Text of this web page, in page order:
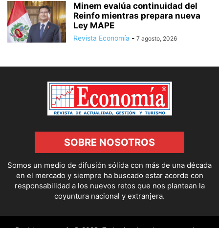
Minem evalúa continuidad del
Reinfo mientras prepara nueva
Ley MAPE
Revista Economía - 7 agosto, 2026
SOBRE NOSOTROS
Somos un medio de difusión sólida con más de una década
en el mercado y siempre ha buscado estar acorde con
responsabilidad a los nuevos retos que nos plantean la
coyuntura nacional y extranjera.